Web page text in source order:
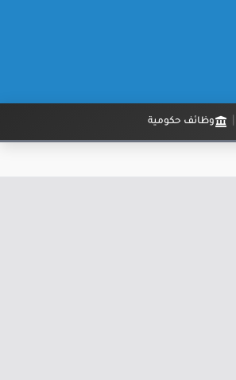
وظائف حكومية